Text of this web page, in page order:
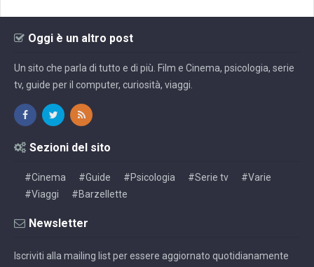
Oggi è un altro post
Un sito che parla di tutto e di più. Film e Cinema, psicologia, serie
tv, guide per il computer, curiosità, viaggi.
Sezioni del sito
#Cinema #Guide #Psicologia #Serie tv
#Varie
#Viaggi
#Barzellette
Newsletter
Iscriviti alla mailing list per essere aggiornato quotidianamente